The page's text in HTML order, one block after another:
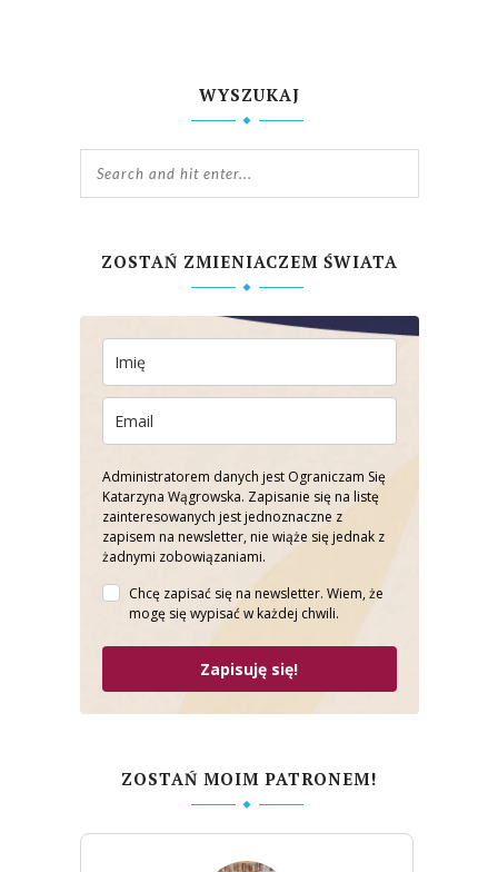
WYSZUKAJ
ZOSTAŃ ZMIENIACZEM ŚWIATA
Administratorem danych jest Ograniczam Się
Katarzyna Wągrowska. Zapisanie się na listę
zainteresowanych jest jednoznaczne z
zapisem na newsletter, nie wiąże się jednak z
żadnymi zobowiązaniami.
Chcę zapisać się na newsletter. Wiem, że
mogę się wypisać w każdej chwili.
Zapisuję się!
ZOSTAŃ MOIM PATRONEM!